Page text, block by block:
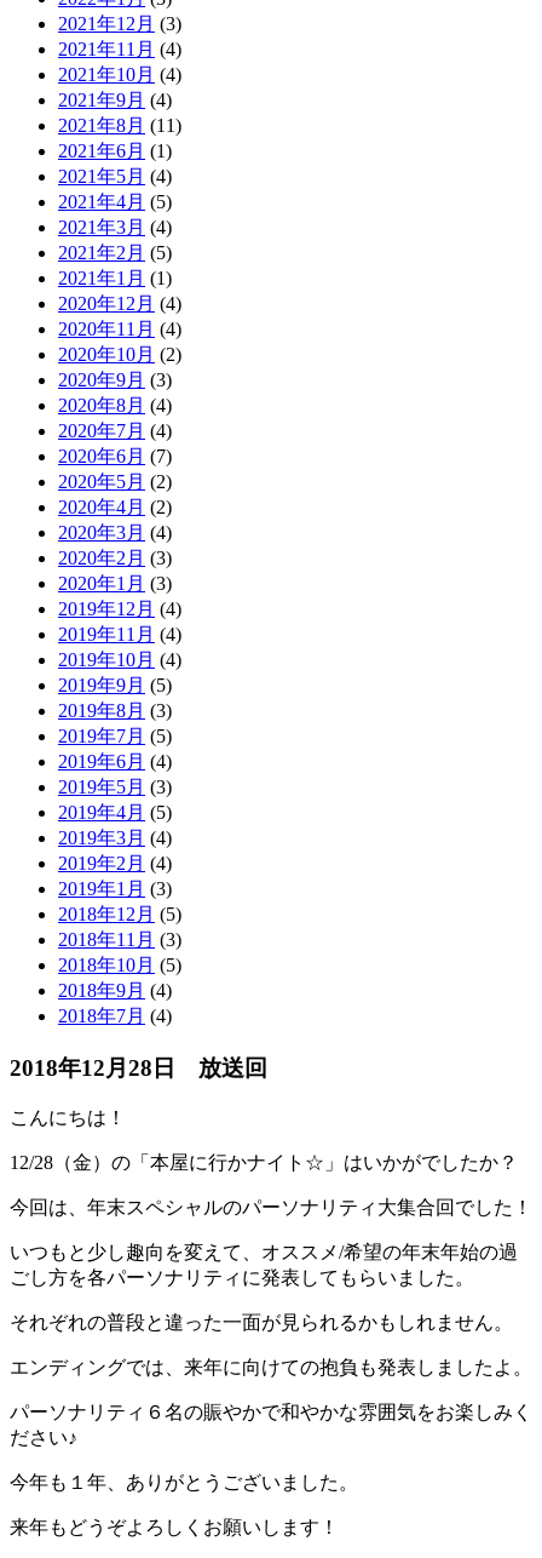
2021年12月 (3)
2021年11月 (4)
2021年10月 (4)
2021年9月 (4)
2021年8月 (11)
2021年6月 (1)
2021年5月 (4)
2021年4月 (5)
2021年3月 (4)
2021年2月 (5)
2021年1月 (1)
2020年12月 (4)
2020年11月 (4)
2020年10月 (2)
2020年9月 (3)
2020年8月 (4)
2020年7月 (4)
2020年6月 (7)
2020年5月 (2)
2020年4月 (2)
2020年3月 (4)
2020年2月 (3)
2020年1月 (3)
2019年12月 (4)
2019年11月 (4)
2019年10月 (4)
2019年9月 (5)
2019年8月 (3)
2019年7月 (5)
2019年6月 (4)
2019年5月 (3)
2019年4月 (5)
2019年3月 (4)
2019年2月 (4)
2019年1月 (3)
2018年12月 (5)
2018年11月 (3)
2018年10月 (5)
2018年9月 (4)
2018年7月 (4)
2018年12月28日 放送回
こんにちは！
12/28（金）の「本屋に行かナイト☆」はいかがでしたか？
今回は、年末スペシャルのパーソナリティ大集合回でした！
いつもと少し趣向を変えて、オススメ/希望の年末年始の過
ごし方を各パーソナリティに発表してもらいました。
それぞれの普段と違った一面が見られるかもしれません。
エンディングでは、来年に向けての抱負も発表しましたよ。
パーソナリティ６名の賑やかで和やかな雰囲気をお楽しみく
ださい♪
今年も１年、ありがとうございました。
来年もどうぞよろしくお願いします！